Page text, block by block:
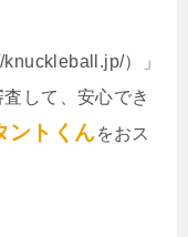
）」
して、安心でき
ントくんをおス